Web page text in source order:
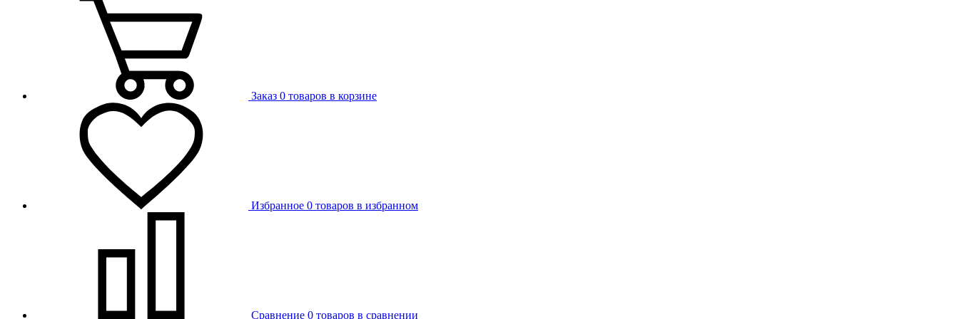
Заказ 0 товаров в корзине
Избранное 0 товаров в избранном
Сравнение 0 товаров в сравнении